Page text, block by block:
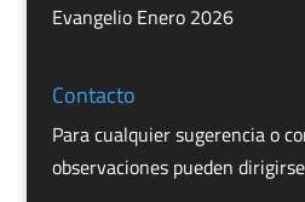
Evangelio Enero 2026
Contacto
Para cualquier sugerencia o
observaciones pueden